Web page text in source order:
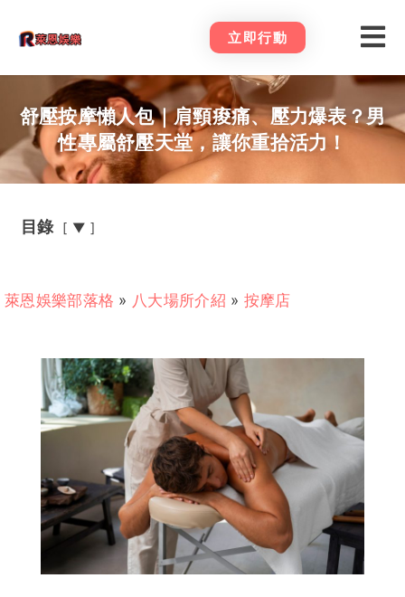
立即行動
舒壓按摩懶人包｜肩頸痠痛、壓力爆表？男
性專屬舒壓天堂，讓你重拾活力！
目錄 ▼
萊恩娛樂部落格 » 八大場所介紹 » 按摩店